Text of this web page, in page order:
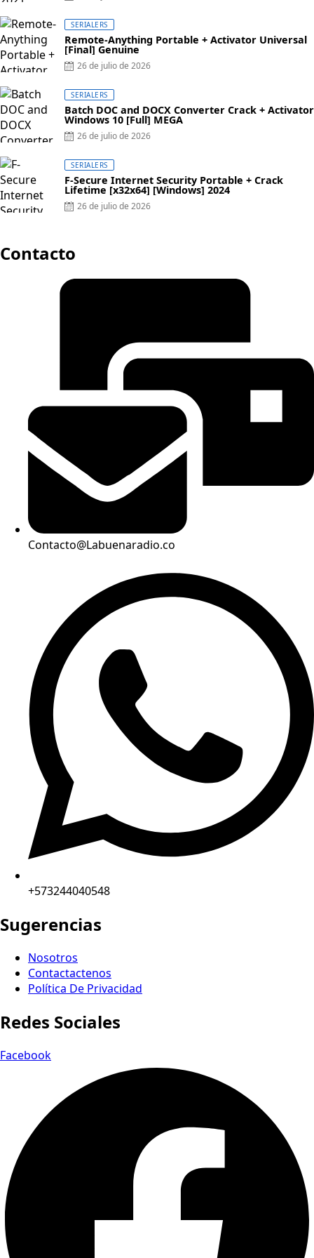
SERIALERS
Remote-Anything Portable + Activator Universal
[Final] Genuine
Posted
26 de julio de 2026
SERIALERS
Batch DOC and DOCX Converter Crack + Activator
Windows 10 [Full] MEGA
Posted
26 de julio de 2026
SERIALERS
F-Secure Internet Security Portable + Crack
Lifetime [x32x64] [Windows] 2024
Posted
26 de julio de 2026
Contacto
Contacto@Labuenaradio.co
+573244040548
Sugerencias
Nosotros
Contactactenos
Política De Privacidad
Redes Sociales
Facebook